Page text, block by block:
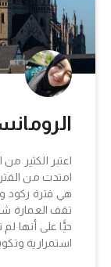
اعتبر الكثير
امتدت من
هي فترة ركود
تقف العمارة
حيًّا على أنها
استمرارية